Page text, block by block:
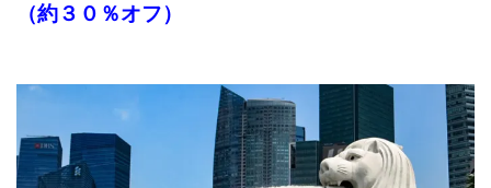
（約３０％オフ）